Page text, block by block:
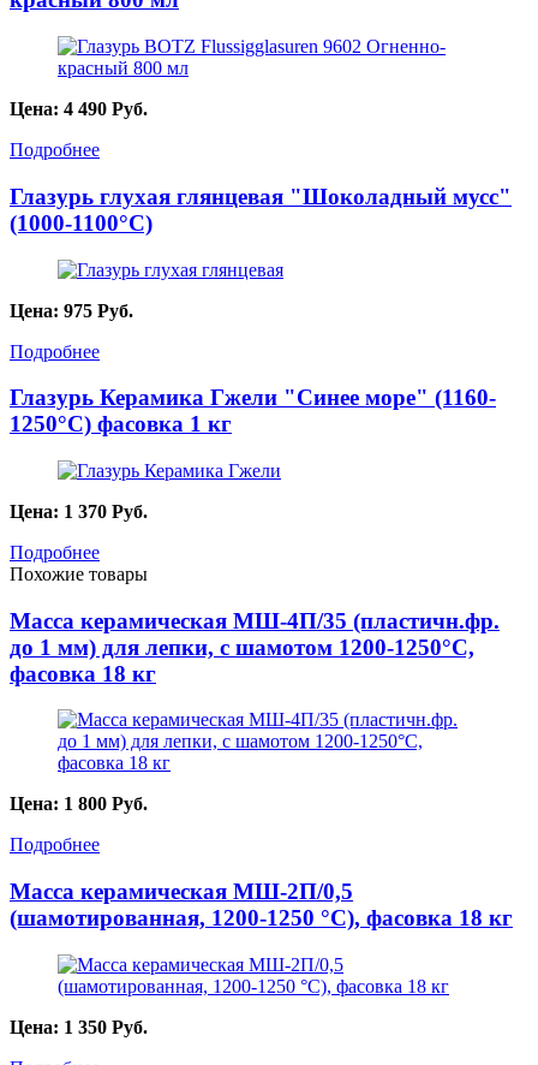
Цена: 4 490 Руб.
Подробнее
Глазурь глухая глянцевая "Шоколадный мусс"
(1000-1100°С)
Цена: 975 Руб.
Подробнее
Глазурь Керамика Гжели "Синее море" (1160-
1250°С) фасовка 1 кг
Цена: 1 370 Руб.
Подробнее
Похожие товары
Масса керамическая МШ-4П/35 (пластичн.фр.
до 1 мм) для лепки, с шамотом 1200-1250°С,
фасовка 18 кг
Цена: 1 800 Руб.
Подробнее
Масса керамическая МШ-2П/0,5
(шамотированная, 1200-1250 °С), фасовка 18 кг
Цена: 1 350 Руб.